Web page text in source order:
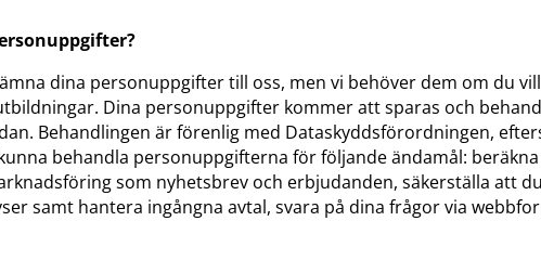
dina personuppgifter till oss, men vi behöver dem om du
Dina personuppgifter kommer att sparas och
Behandlingen är förenlig med Dataskyddsförordningen,
behandla personuppgifterna för följande ändamål:
som nyhetsbrev och erbjudanden, säkerställa att
samt hantera ingångna avtal, svara på dina frågor via